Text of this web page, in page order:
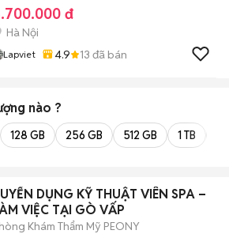
đ
Hà Nội
Lapviet 4.9 13 đã bán
nào ?
128 GB 256 GB 512 GB 1 TB
DỤNG KỸ THUẬT VIÊN SPA –
VIỆC TẠI GÒ VẤP
Khám Thẩm Mỹ PEONY